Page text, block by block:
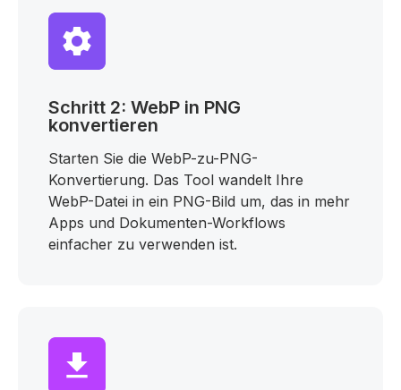
Schritt 2: WebP in PNG
konvertieren
Starten Sie die WebP-zu-PNG-
Konvertierung. Das Tool wandelt Ihre
WebP-Datei in ein PNG-Bild um, das in mehr
Apps und Dokumenten-Workflows
einfacher zu verwenden ist.